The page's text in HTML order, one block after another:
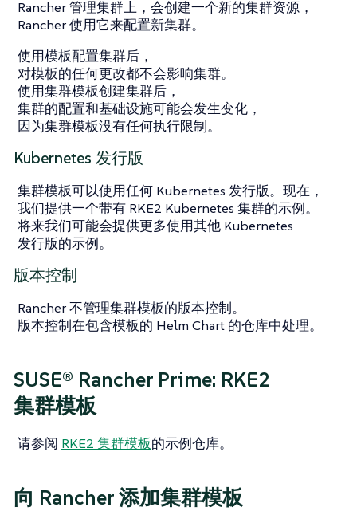
Rancher 管理集群上，会创建一个新的集群资源，
Rancher 使用它来配置新集群。
使用模板配置集群后，
对模板的任何更改都不会影响集群。
使用集群模板创建集群后，
集群的配置和基础设施可能会发生变化，
因为集群模板没有任何执行限制。
Kubernetes 发行版
集群模板可以使用任何 Kubernetes 发行版。现在，
我们提供一个带有 RKE2 Kubernetes 集群的示例。
将来我们可能会提供更多使用其他 Kubernetes
发行版的示例。
版本控制
Rancher 不管理集群模板的版本控制。
版本控制在包含模板的 Helm Chart 的仓库中处理。
SUSE® Rancher Prime: RKE2
集群模板
请参阅 RKE2 集群模板的示例仓库。
向 Rancher 添加集群模板